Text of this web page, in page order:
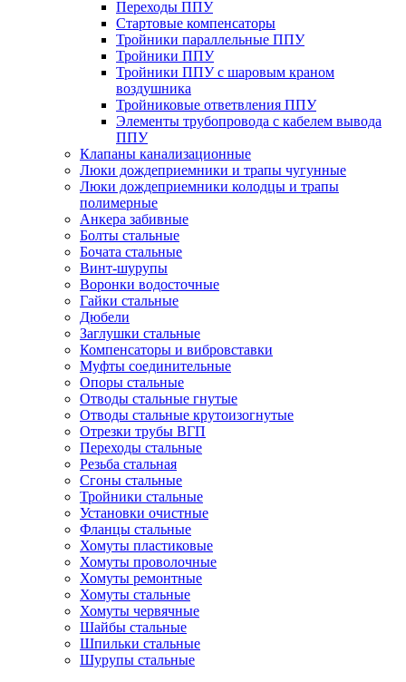
Переходы ППУ
Стартовые компенсаторы
Тройники параллельные ППУ
Тройники ППУ
Тройники ППУ с шаровым краном
воздушника
Тройниковые ответвления ППУ
Элементы трубопровода с кабелем вывода
ППУ
Клапаны канализационные
Люки дождеприемники и трапы чугунные
Люки дождеприемники колодцы и трапы
полимерные
Анкера забивные
Болты стальные
Бочата стальные
Винт-шурупы
Воронки водосточные
Гайки стальные
Дюбели
Заглушки стальные
Компенсаторы и вибровставки
Муфты соединительные
Опоры стальные
Отводы стальные гнутые
Отводы стальные крутоизогнутые
Отрезки трубы ВГП
Переходы стальные
Резьба стальная
Сгоны стальные
Тройники стальные
Установки очистные
Фланцы стальные
Хомуты пластиковые
Хомуты проволочные
Хомуты ремонтные
Хомуты стальные
Хомуты червячные
Шайбы стальные
Шпильки стальные
Шурупы стальные